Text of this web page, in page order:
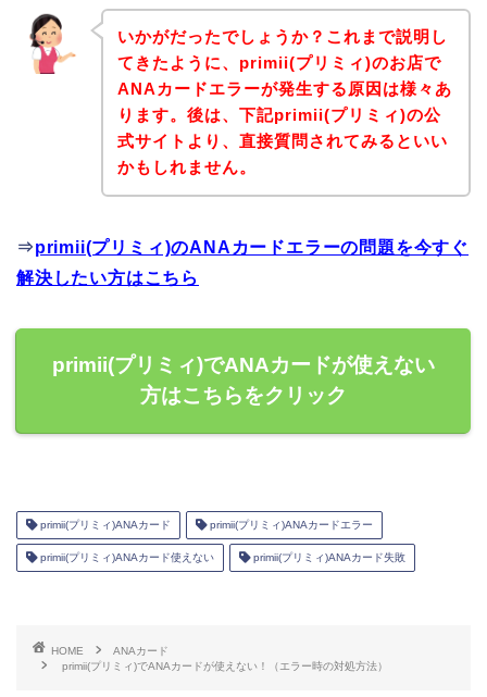
いかがだったでしょうか？これまで説明し
てきたように、primii(プリミィ)のお店で
ANAカードエラーが発生する原因は様々あ
ります。後は、下記primii(プリミィ)の公
式サイトより、直接質問されてみるといい
かもしれません。
⇒primii(プリミィ)のANAカードエラーの問題を今すぐ
解決したい方はこちら
primii(プリミィ)でANAカードが使えない
方はこちらをクリック
primii(プリミィ)ANAカード primii(プリミィ)ANAカードエラー
primii(プリミィ)ANAカード使えない primii(プリミィ)ANAカード失敗
HOME
ANAカード
primii(プリミィ)でANAカードが使えない！（エラー時の対処方法）